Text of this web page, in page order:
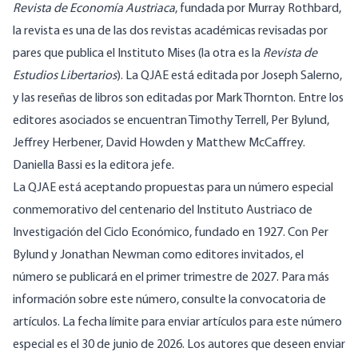
Revista de Economía Austriaca, fundada por Murray Rothbard,
la revista es una de las dos revistas académicas revisadas por
pares que publica el Instituto Mises (la otra es la Revista de
Estudios Libertarios). La QJAE está editada por Joseph Salerno,
y las reseñas de libros son editadas por Mark Thornton. Entre los
editores asociados se encuentran Timothy Terrell, Per Bylund,
Jeffrey Herbener, David Howden y Matthew McCaffrey.
Daniella Bassi es la editora jefe.
La QJAE está aceptando propuestas para un número especial
conmemorativo del centenario del Instituto Austriaco de
Investigación del Ciclo Económico, fundado en 1927. Con Per
Bylund y Jonathan Newman como editores invitados, el
número se publicará en el primer trimestre de 2027. Para más
información sobre este número, consulte laconvocatoria de
artículos. La fecha límite para enviar artículos para este número
especial es el 30 de junio de 2026. Los autores que deseen enviar